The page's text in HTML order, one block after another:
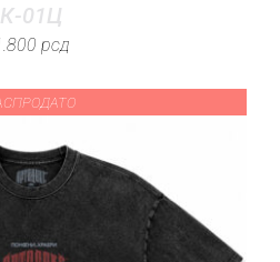
К-01Ц
рсд